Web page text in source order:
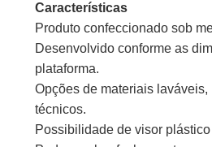
Características
Produto confeccionado sob
Desenvolvido conforme as
plataforma.
Opções de materiais laváveis,
técnicos.
Possibilidade de visor